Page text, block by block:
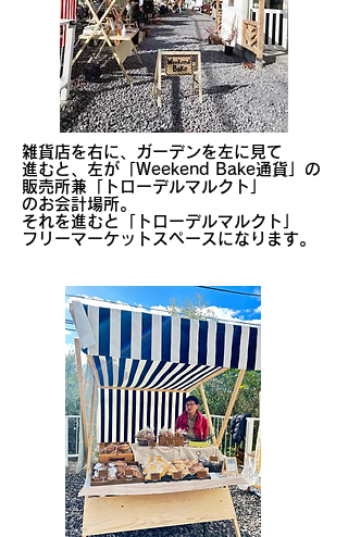
​雑貨店を右に、ガーデンを左に見て
進むと、左が「Weekend Bake通貨」の
販売所兼「トローデルマルクト」
のお会計場所。
それを進むと「トローデルマルクト」
​フリーマーケットスペースになります。